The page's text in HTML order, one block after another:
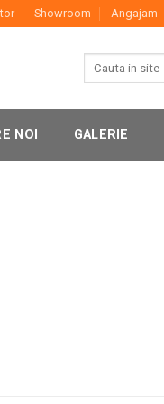
Showroom Angajam
NOI GALERIE